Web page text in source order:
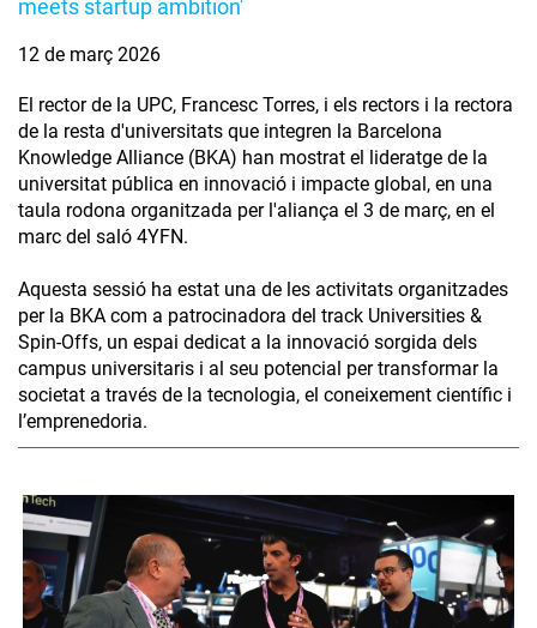
meets startup ambition'
12 de març 2026
El rector de la UPC, Francesc Torres, i els rectors i la rectora
de la resta d'universitats que integren la Barcelona
Knowledge Alliance (BKA) han mostrat el lideratge de la
universitat pública en innovació i impacte global, en una
taula rodona organitzada per l'aliança el 3 de març, en el
marc del saló 4YFN.
Aquesta sessió ha estat una de les activitats organitzades
per la BKA com a patrocinadora del track Universities &
Spin-Offs, un espai dedicat a la innovació sorgida dels
campus universitaris i al seu potencial per transformar la
societat a través de la tecnologia, el coneixement científic i
l’emprenedoria.